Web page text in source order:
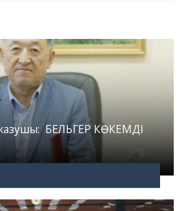
БЕЛЬГЕР КӨКЕМДІ